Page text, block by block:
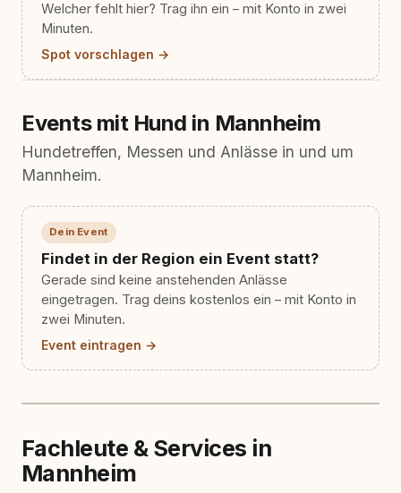
Welcher fehlt hier? Trag ihn ein – mit Konto in zwei
Minuten.
Spot vorschlagen →
Events mit Hund in Mannheim
Hundetreffen, Messen und Anlässe in und um
Mannheim.
Dein Event
Findet in der Region ein Event statt?
Gerade sind keine anstehenden Anlässe
eingetragen. Trag deins kostenlos ein – mit Konto in
zwei Minuten.
Event eintragen →
Fachleute & Services in
Mannheim